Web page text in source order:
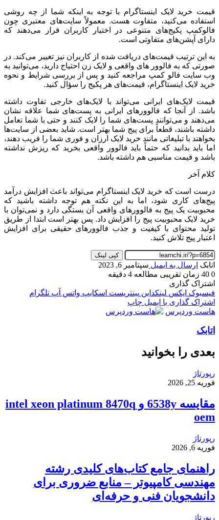
قیمت خرید لایک اینستاگرام با توجه به اینکه شما از چه روشی
استفاده می‌کنید، متفاوت هست. معمولاً سایت‌های معتبری چون
فالوکمپ پکیج‌های متنوعی در اختیار کاربران قرار می‌دهند که
دارای آپشن‌های متفاوتی است.
به این ترتیب قیمت‌های دریافت شده از کاربران نیز تغییر می‌کند. در
صورتی که به فالوور های واقعی و لایک زن احتیاج دارید، می‌توانید به
وب سایت فالو کمپ مراجعه کنید و پس از بررسی شرایط و نحوه
خرید لایک اینستاگرام، قیمت‌های هر پکیج را سؤال کنید.
قیمت لایک‌های ایرانی می‌تواند با لایک‌های خارجی تفاوت داشته
باشد. از آنجا که فالوورهای ایرانی به پست‌های شما علاقه نشان
می‌دهند و می‌توانند پست‌های شما را لایک کنند و حتی با شما تعامل
داشته باشند، قطعاً برای پیج شما بهتر است. شاید بعضی از سایت‌ها
بخواهند با تبلیغاتی مانند خرید لایک ارزان و فوری شما را فریب دهند،
اما باید بدانید که حتماً باید فالوور واقعی بخرید که ریزش نداشته
باشد و قیمت مناسبی هم داشته باشد.
کلام آخر
درست است که خرید لایک اینستاگرام می‌تواند باعث افزایش درآمد
پیج‌های کاری شود، اما به این نکته هم توجه داشته باشید که
محبوبیت یک پیج به فالوورهای واقعی آن بستگی دارد و نمی‌توان با
خرید لایک محبوبیت پیج را افزایش داد. پس بهتر است ابتدا از طریق
تولید محتوای با کیفیت و جذب فالوورهای حقیقی برای افزایش
اعتبار پیج تلاش کنید.
کپی لینک
اتابک ارسال به ایمیل سپتامبر 6, 2023
0
زمان تقریبی مطالعه 4 دقیقه
اشتراک گذاری
فیسبوک ایکس لینکداین پینتریست اسکایپ واتس آپ تلگرام
اشتراک گذاری با ایمیل چاپ
هاست وردپرس
اتابک
بعدی را بخوانید
رپورتاژ
فوریه 25, 2026
مقایسه 6538y و intel xeon platinum 8470q
oem
رپورتاژ
فوریه 6, 2026
راهنمای جامع کتاب‌های کلیدی رشته
مهندسی کامپیوتر – منابع ضروری برای
دانشجویان فنی و حرفه‌ای
رپورتاژ